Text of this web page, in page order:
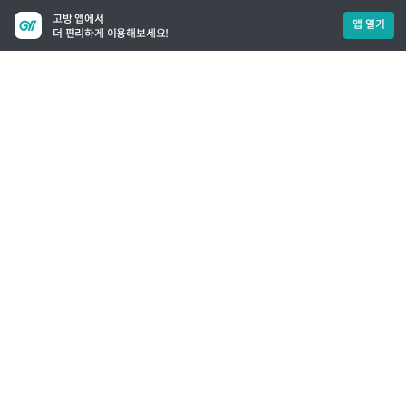
고방 앱에서
더 편리하게 이용해보세요!
앱 열기